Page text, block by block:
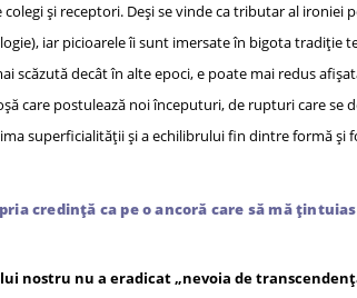
și receptori. Deși se vinde ca tributar al
iar picioarele îi sunt imersate în bigota tradiție
scăzută decât în alte epoci, e poate mai redus
care postulează noi începuturi, de rupturi care se
superficialității și a echilibrului fin dintre formă și
credință ca pe o ancoră care să mă
nostru nu a eradicat „nevoia de